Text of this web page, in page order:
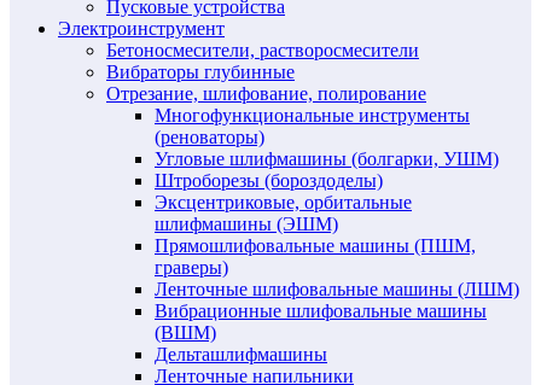
Пусковые устройства
Электроинструмент
Бетоносмесители, растворосмесители
Вибраторы глубинные
Отрезание, шлифование, полирование
Многофункциональные инструменты
(реноваторы)
Угловые шлифмашины (болгарки, УШМ)
Штроборезы (бороздоделы)
Эксцентриковые, орбитальные
шлифмашины (ЭШМ)
Прямошлифовальные машины (ПШМ,
граверы)
Ленточные шлифовальные машины (ЛШМ)
Вибрационные шлифовальные машины
(ВШМ)
Дельташлифмашины
Ленточные напильники